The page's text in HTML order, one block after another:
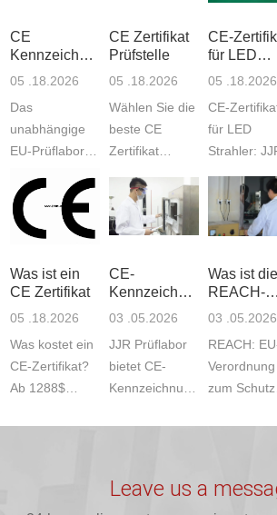
CE
Kennzeichnung
RoHS
05 .18.2026
Das
unabhängige
EU-Prüflabor
RoHS-Tests für
die CE-
Kennzeichnung.
sich üb...
CE Zertifikat
Prüfstelle
05 .18.2026
Wählen Sie die
beste CE
Zertifikat
JJR Amazon
Compliance
Labor bietet
CE-
für LED
Strahler
05 .18.2026
CE-
für LED
Strahler:
Tests und
Kosten.
Geprüft
Standards
Was ist ein
CE Zertifikat​
05 .18.2026
Was kostet ein
CE-Zertifikat?
Ab 1288$
Labor
CE-
Kennzeichnungs
dienstleister
03 .05.2026
JJR Prüflabor
bietet CE-
Kennzeichnung,
FDA, CB &
Elektronik,...
Was ist die
REACH-
03 .05.2026
REACH:
Verordnung
zum Schutz
und Umwelt
und
Leave us a